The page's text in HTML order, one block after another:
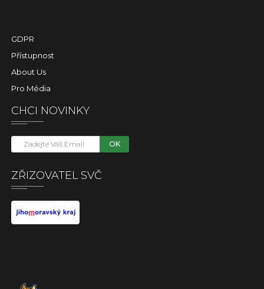
GDPR
Přístupnost
About Us
Pro Média
CHCI NOVINKY
OK
ZŘIZOVATEL SVČ